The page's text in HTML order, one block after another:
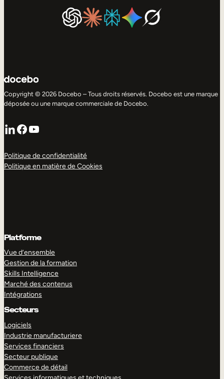
Copyright © 2026 Docebo – Tous droits réservés. Docebo est une marque
déposée ou une marque commerciale de Docebo.
LinkedIn
Facebook
YouTube
Politique de confidentialité
Politique en matière de Cookies
Platforme
Vue d’ensemble
Gestion de la formation
Skills Intelligence
Marché des contenus
Intégrations
Secteurs
Logiciels
Industrie manufacturiere
Services financiers
Secteur publique
Commerce de détail